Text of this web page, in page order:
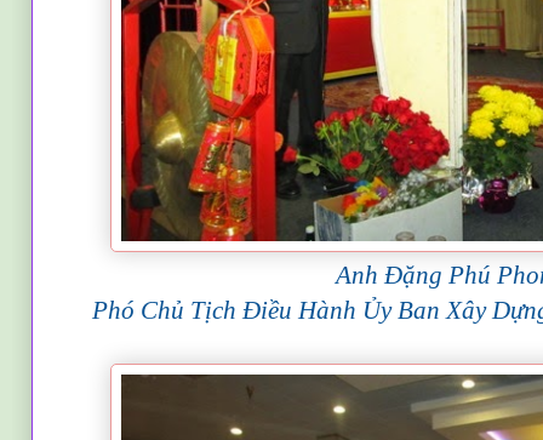
Anh Đặng Phú
Phó Chủ Tịch Điều Hành Ủy Ban Xây